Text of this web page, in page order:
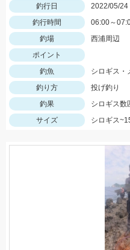
釣行日
2022/05/24
釣行時間
06:00～
釣場
西浦周辺
ポイント
釣魚
シロギス・
釣り方
投げ釣り
釣果
シロギス数
サイズ
シロギス